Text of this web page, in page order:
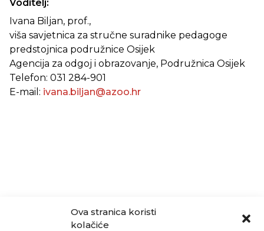
Ova stranica koristi
kolačiće
Voditelj:
Ivana Biljan, prof.,
viša savjetnica za stručne suradnike pedagoge
predstojnica podružnice Osijek
Agencija za odgoj i obrazovanje, Podružnica Osijek
Telefon: 031 284-901
E-mail: ivana.biljan@azoo.hr